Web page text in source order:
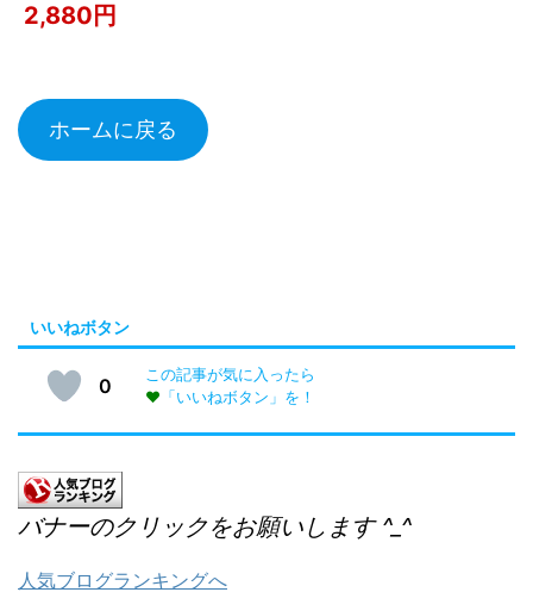
2,880円
ホームに戻る
いいねボタン
0
この記事が気に入ったら
♥ 「いいねボタン」を！
バナーのクリックをお願いします ^_^
人気ブログランキングへ